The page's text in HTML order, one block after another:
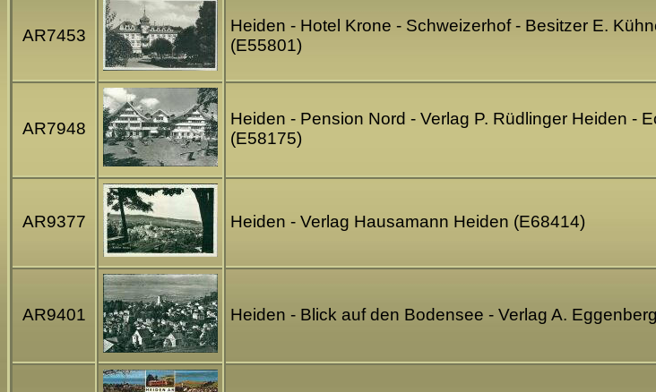
AR7453
Heiden - Hotel Krone - Schweizerhof - Besitzer E.
(E55801)
AR7948
Heiden - Pension Nord - Verlag P. Rüdlinger Heiden -
(E58175)
AR9377 Heiden - Verlag Hausamann Heiden (E68414)
AR9401 Heiden - Blick auf den Bodensee - Verlag A.